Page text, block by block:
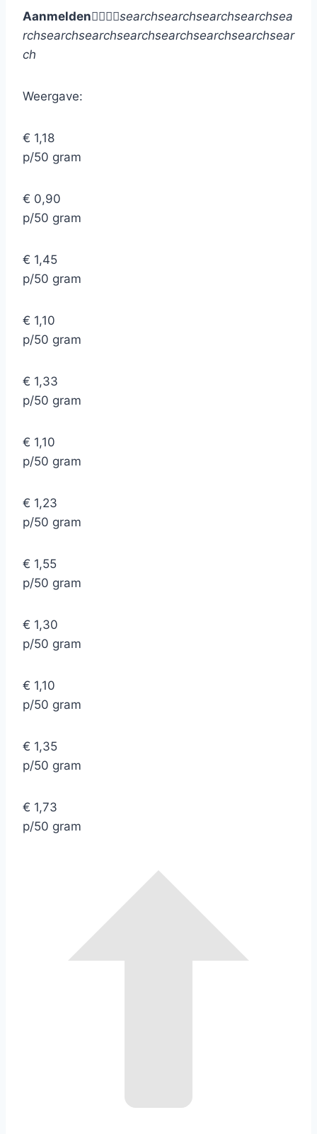
Aanmeldensearchsearchsearchsearchsea
rchsearchsearchsearchsearchsearchsearchsear
ch
Weergave:
€ 1,18
p/50 gram
€ 0,90
p/50 gram
€ 1,45
p/50 gram
€ 1,10
p/50 gram
€ 1,33
p/50 gram
€ 1,10
p/50 gram
€ 1,23
p/50 gram
€ 1,55
p/50 gram
€ 1,30
p/50 gram
€ 1,10
p/50 gram
€ 1,35
p/50 gram
€ 1,73
p/50 gram